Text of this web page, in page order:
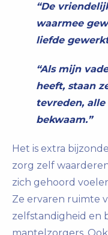
“De
waarmee
liefde
“Als mijn
heeft, staan
tevreden,
bekwaam.”
Het is extra
zorg zelf
zich gehoord
Ze ervaren ruimte
zelfstandigheid en